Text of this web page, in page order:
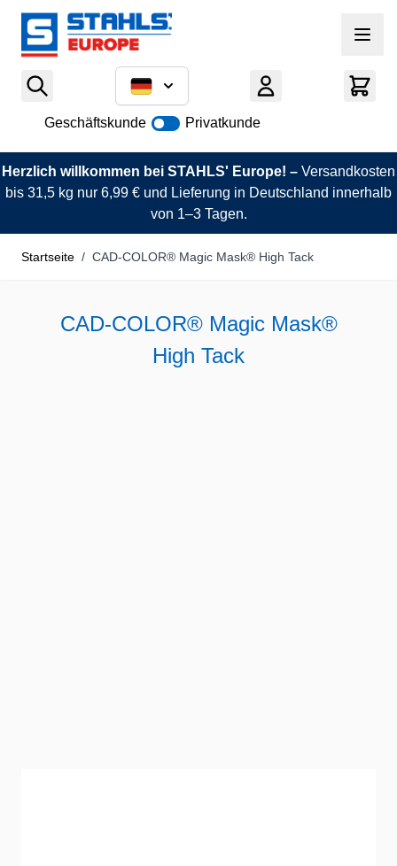
Zum Inhalt springen
Geschäftskunde Privatkunde
Herzlich willkommen bei STAHLS' Europe! – Versandkosten
bis 31,5 kg nur 6,99 € und Lieferung in Deutschland innerhalb
von 1–3 Tagen.
Startseite / CAD-COLOR® Magic Mask® High Tack
CAD-COLOR® Magic Mask®
High Tack